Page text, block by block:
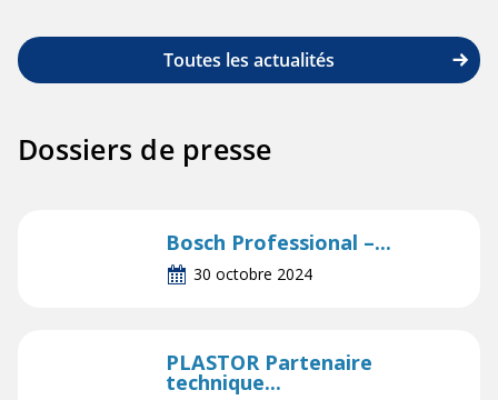
Toutes les actualités
Dossiers de presse
Bosch Professional –...
30 octobre 2024
PLASTOR Partenaire
technique...